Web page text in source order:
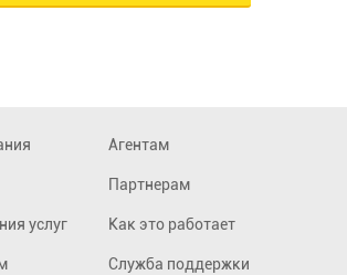
услуг
Агентам
Партнерам
Как это работает
Служба поддержки